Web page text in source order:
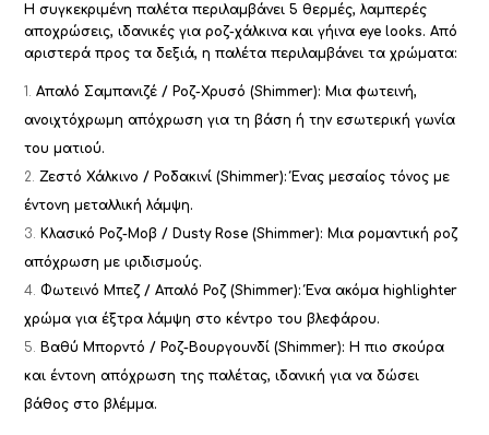
Η συγκεκριμένη παλέτα περιλαμβάνει 5 θερμές, λαμπερές
αποχρώσεις, ιδανικές για ροζ-χάλκινα και γήινα eye looks. Από
αριστερά προς τα δεξιά, η παλέτα περιλαμβάνει τα χρώματα:
Απαλό Σαμπανιζέ / Ροζ-Χρυσό (Shimmer): Μια φωτεινή,
ανοιχτόχρωμη απόχρωση για τη βάση ή την εσωτερική γωνία
του ματιού.
Ζεστό Χάλκινο / Ροδακινί (Shimmer): Ένας μεσαίος τόνος με
έντονη μεταλλική λάμψη.
Κλασικό Ροζ-Μοβ / Dusty Rose (Shimmer): Μια ρομαντική ροζ
απόχρωση με ιριδισμούς.
Φωτεινό Μπεζ / Απαλό Ροζ (Shimmer): Ένα ακόμα highlighter
χρώμα για έξτρα λάμψη στο κέντρο του βλεφάρου.
Βαθύ Μπορντό / Ροζ-Βουργουνδί (Shimmer): Η πιο σκούρα
και έντονη απόχρωση της παλέτας, ιδανική για να δώσει
βάθος στο βλέμμα.